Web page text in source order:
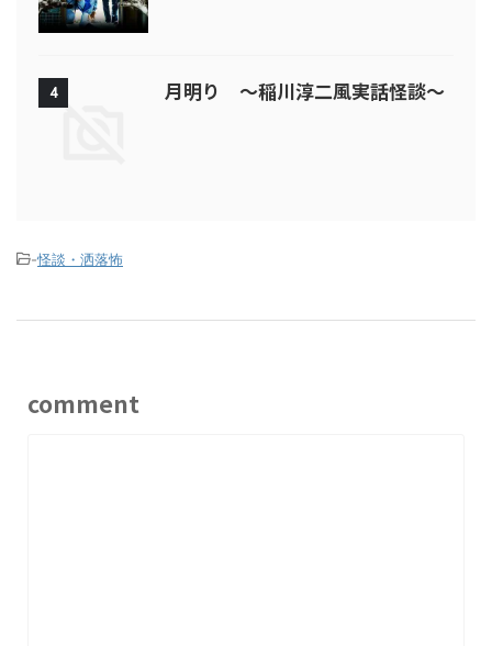
4 月明り ～稲川淳二風実話怪談～
-怪談・洒落怖
comment